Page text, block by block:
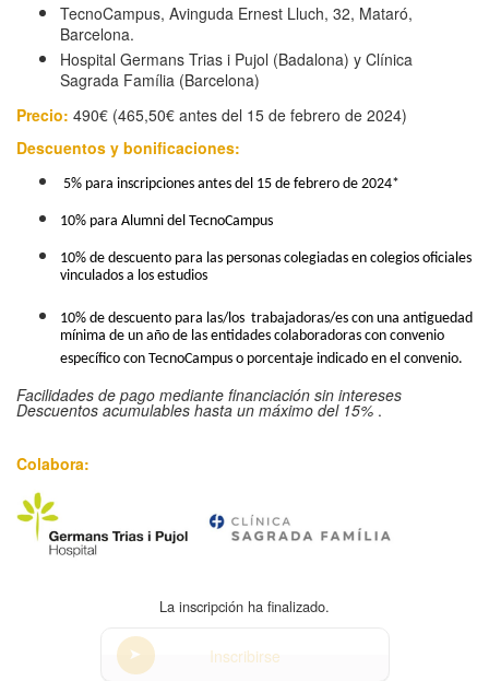
TecnoCampus, Avinguda Ernest Lluch, 32, Mataró,
Barcelona.
Hospital Germans Trias i Pujol (Badalona) y Clínica
Sagrada Família (Barcelona)
Precio: 490€ (465,50€ antes del 15 de febrero de 2024)
Descuentos y bonificaciones:
5% para inscripciones antes del 15 de febrero de 2024*
10% para Alumni del TecnoCampus
10% de descuento para las personas colegiadas en colegios oficiales
vinculados a los estudios
10% de descuento para las/los trabajadoras/es con una antiguedad
mínima de un año de las entidades colaboradoras con convenio
específico con TecnoCampus o porcentaje indicado en el convenio.
Facilidades de pago mediante financiación sin intereses
Descuentos acumulables hasta un máximo del 15% .
Colabora​​​​​:
La inscripción ha finalizado.
Inscribirse